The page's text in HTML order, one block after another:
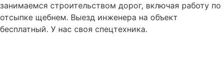
занимаемся строительством дорог, включая работу по
отсыпке щебнем. Выезд инженера на объект
бесплатный. У нас своя спецтехника.